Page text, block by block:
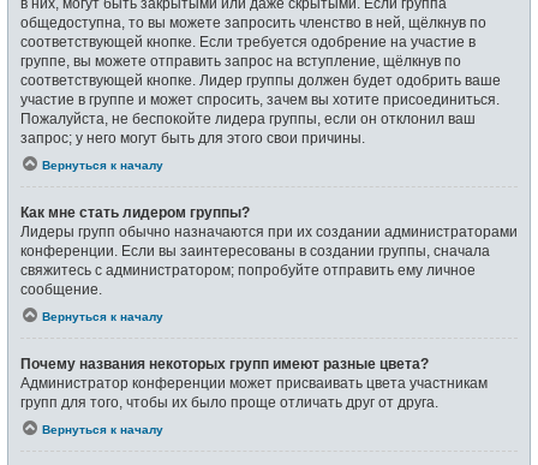
общедоступна, то вы можете запросить членство в ней, щёлкнув по
соответствующей кнопке. Если требуется одобрение на участие в
группе, вы можете отправить запрос на вступление, щёлкнув по
соответствующей кнопке. Лидер группы должен будет одобрить ваше
участие в группе и может спросить, зачем вы хотите присоединиться.
Пожалуйста, не беспокойте лидера группы, если он отклонил ваш
запрос; у него могут быть для этого свои причины.
Вернуться к началу
Как мне стать лидером группы?
Лидеры групп обычно назначаются при их создании администраторами
конференции. Если вы заинтересованы в создании группы, сначала
свяжитесь с администратором; попробуйте отправить ему личное
сообщение.
Вернуться к началу
Почему названия некоторых групп имеют разные цвета?
Администратор конференции может присваивать цвета участникам
групп для того, чтобы их было проще отличать друг от друга.
Вернуться к началу